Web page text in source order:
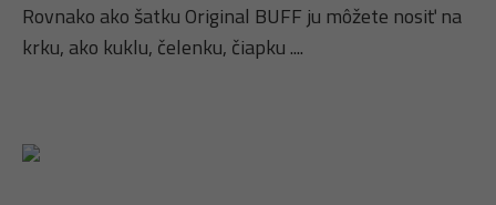
Rovnako ako šatku Original BUFF ju môžete nosiť na
krku, ako kuklu, čelenku, čiapku ....